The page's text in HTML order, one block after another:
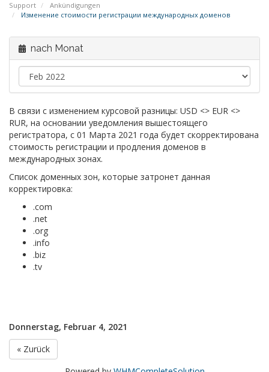
Support
Ankündigungen
Изменение стоимости регистрации международных доменов
nach Monat
В связи с изменением курсовой разницы: USD <> EUR <>
RUR, на основании уведомления вышестоящего
регистратора, с 01 Марта 2021 года будет скорректирована
стоимость регистрации и продления доменов в
международных зонах.
Список доменных зон, которые затронет данная
корректировка:
.com
.net
.org
.info
.biz
.tv
Donnerstag, Februar 4, 2021
« Zurück